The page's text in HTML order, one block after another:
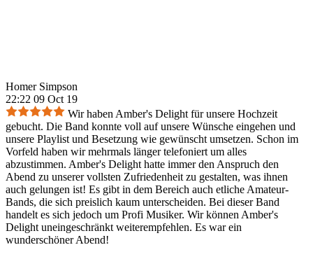
Homer Simpson
22:22 09 Oct 19
Wir haben Amber's Delight für unsere Hochzeit
gebucht. Die Band konnte voll auf unsere Wünsche eingehen und
unsere Playlist und Besetzung wie gewünscht umsetzen. Schon im
Vorfeld haben wir mehrmals länger telefoniert um alles
abzustimmen. Amber's Delight hatte immer den Anspruch den
Abend zu unserer vollsten Zufriedenheit zu gestalten, was ihnen
auch gelungen ist! Es gibt in dem Bereich auch etliche Amateur-
Bands, die sich preislich kaum unterscheiden. Bei dieser Band
handelt es sich jedoch um Profi Musiker. Wir können Amber's
Delight uneingeschränkt weiterempfehlen. Es war ein
wunderschöner Abend!